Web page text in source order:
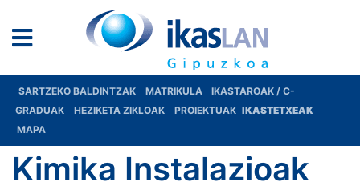
SARTZEKO BALDINTZAK MATRIKULA
IKASTAROAK / C-
GRADUAK
HEZIKETA ZIKLOAK PROIEKTUAK IKASTETXEAK
MAPA
Kimika Instalazioak